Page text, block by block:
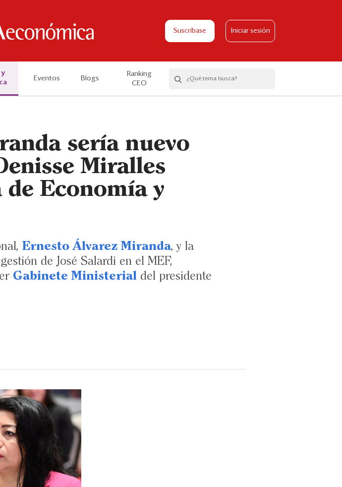
Suscríbase Iniciar sesión
y
Eventos Blogs
Ranking
CEO
sería nuevo
Miralles
Economía y
Ernesto Álvarez Miranda, y la
de José Salardi en el MEF,
Gabinete Ministerial del presidente